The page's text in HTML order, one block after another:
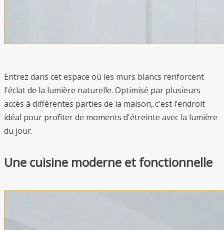
Entrez dans cet espace où les murs blancs renforcent
l'éclat de la lumière naturelle. Optimisé par plusieurs
accès à différentes parties de la maison, c'est l’endroit
idéal pour profiter de moments d'étreinte avec la lumière
du jour.
Une cuisine moderne et fonctionnelle